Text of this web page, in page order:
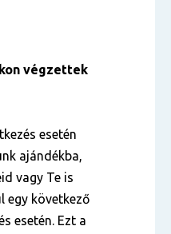
végzettek
esetén
ajándékba,
vagy Te is
egy következő
esetén. Ezt a